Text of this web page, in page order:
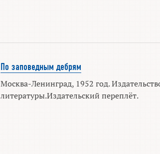
По заповедным дебрям
Москва-Ленинград, 1952 год.
литературы.Издательский переплёт.